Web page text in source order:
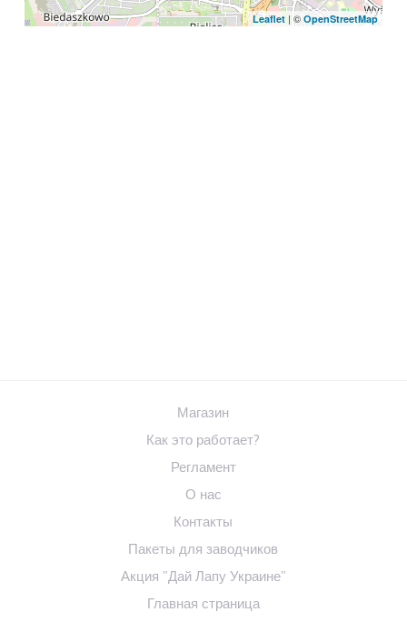
Leaflet| © OpenStreetMap
Магазин
Как это работает?
Регламент
О нас
Контакты
Пакеты для заводчиков
Акция "Дай Лапу Украине"
Главная страница